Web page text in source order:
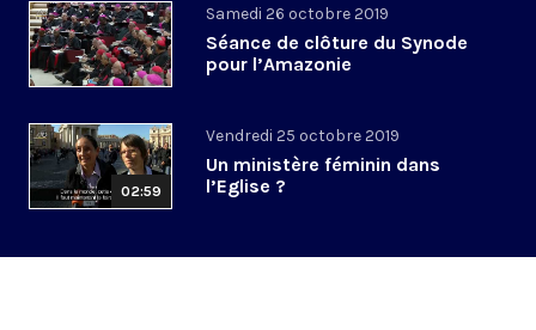
Samedi 26 octobre 2019
Séance de clôture du Synode
pour l’Amazonie
02:59
Vendredi 25 octobre 2019
Un ministère féminin dans
l’Eglise ?